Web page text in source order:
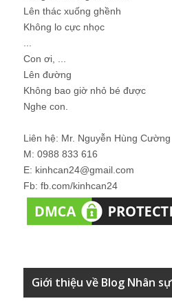
Lên thác xuống ghềnh
Không lo cực nhọc
Con ơi, ...
Lên đường
Không bao giờ nhỏ bé được
Nghe con.
Liên hệ: Mr. Nguyễn Hùng Cường
M: 0988 833 616
E: kinhcan24@gmail.com
Fb: fb.com/kinhcan24
Giới thiệu về Blog Nhân sự